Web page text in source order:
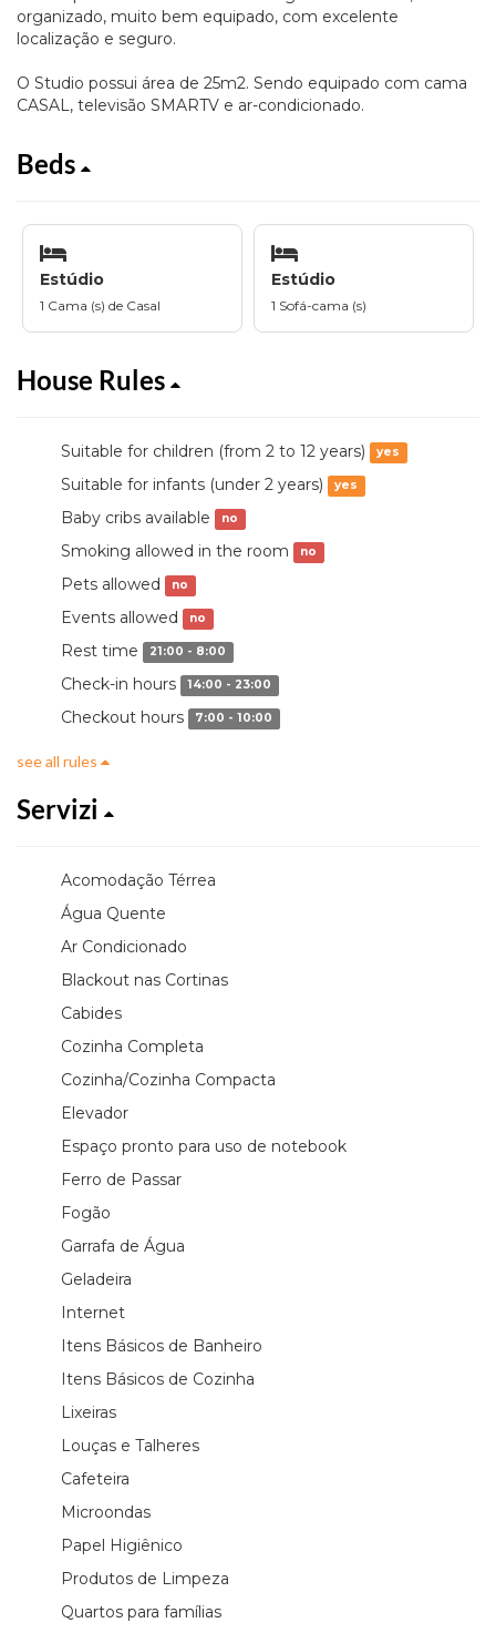
organizado, muito bem equipado, com excelente
localização e seguro.
O Studio possui área de 25m2. Sendo equipado com cama
CASAL, televisão SMARTV e ar-condicionado.
Beds
Estúdio
1 Cama (s) de Casal
Estúdio
1 Sofá-cama (s)
House Rules
Suitable for children (from 2 to 12 years) yes
Suitable for infants (under 2 years) yes
Baby cribs available no
Smoking allowed in the room no
Pets allowed no
Events allowed no
Rest time 21:00 - 8:00
Check-in hours 14:00 - 23:00
Checkout hours 7:00 - 10:00
see all rules
Servizi
Acomodação Térrea
Água Quente
Ar Condicionado
Blackout nas Cortinas
Cabides
Cozinha Completa
Cozinha/Cozinha Compacta
Elevador
Espaço pronto para uso de notebook
Ferro de Passar
Fogão
Garrafa de Água
Geladeira
Internet
Itens Básicos de Banheiro
Itens Básicos de Cozinha
Lixeiras
Louças e Talheres
Cafeteira
Microondas
Papel Higiênico
Produtos de Limpeza
Quartos para famílias